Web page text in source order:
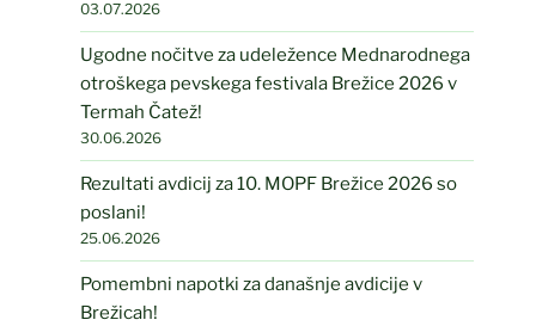
03.07.2026
Ugodne nočitve za udeležence Mednarodnega
otroškega pevskega festivala Brežice 2026 v
Termah Čatež!
30.06.2026
Rezultati avdicij za 10. MOPF Brežice 2026 so
poslani!
25.06.2026
Pomembni napotki za današnje avdicije v
Brežicah!